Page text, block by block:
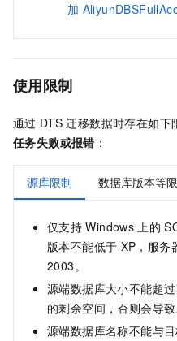
加
使用限制
通过 DTS 迁移数据时存在如下
任务失败或报错 ：
源库限制 数据库版本等
仅支持 Windows 上的
版本不能低于 XP，服务
2003。
源端数据库大小不能超
的剩余空间，否则会导致
源端数据库名称不能与